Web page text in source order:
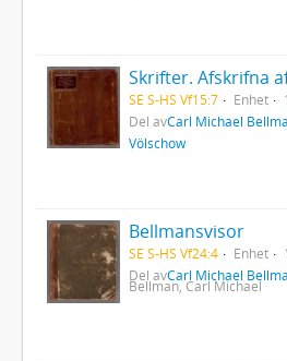
Skrifter. Afskrifna
SE S-HS Vf15:7 Enhet
Del avCarl Michael
Völschow
Bellmansvisor
SE S-HS Vf24:4 Enhet
Del avCarl Michael
Bellman, Carl Michael